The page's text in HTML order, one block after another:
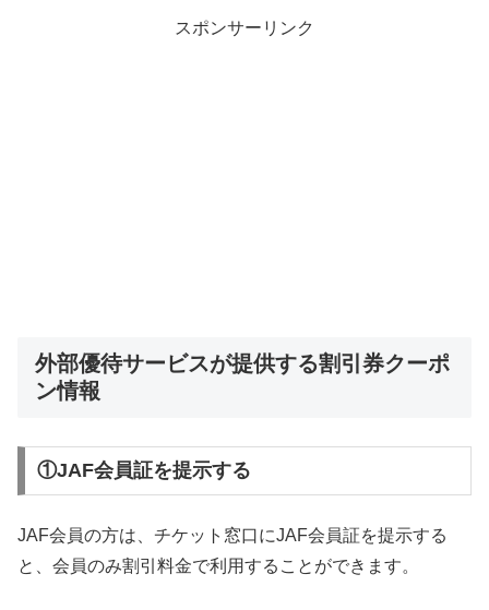
スポンサーリンク
外部優待サービスが提供する割引券クーポ
ン情報
①JAF会員証を提示する
JAF会員の方は、チケット窓口にJAF会員証を提示する
と、会員のみ割引料金で利用することができます。